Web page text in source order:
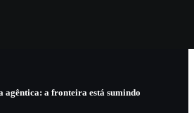
agêntica: a fronteira está sumindo